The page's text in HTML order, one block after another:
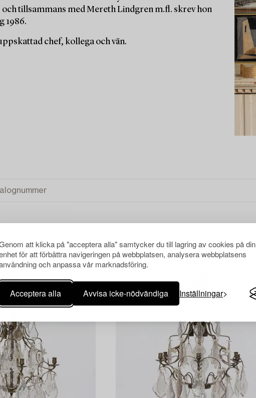
att klicka på "acceptera alla" samtycker du till lagring av cookies på din
för att förbättra navigeringen på webbplatsen, analysera webbplatsens
och anpassa vår marknadsföring.
Acceptera alla Avvisa icke-nödvändiga Inställningar
tillsammans med Mereth Lindgren m.fl. skrev hon
1986.
chef, kollega och vän.
RENSA ALLA